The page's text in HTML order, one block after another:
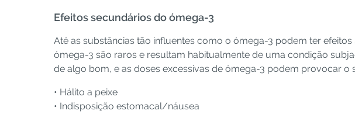
Efeitos secundários do ómega-3
Até as substâncias tão influentes como o ómega-3 podem ter
ómega-3 são raros e resultam habitualmente de uma condição
de algo bom, e as doses excessivas de ómega-3 podem provocar o
• Hálito a peixe
• Indisposição estomacal/náusea